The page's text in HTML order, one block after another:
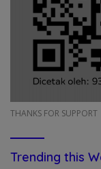
THANKS FOR SUPPORT
Trending this